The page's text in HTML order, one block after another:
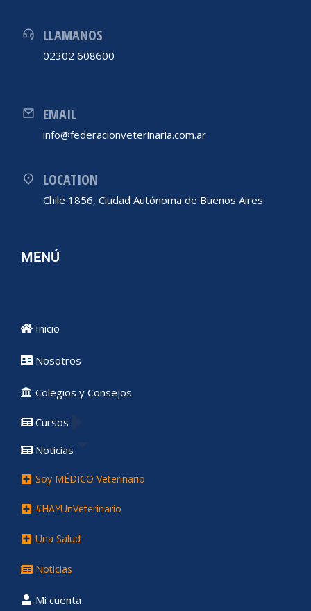
LLAMANOS
02302 608600
EMAIL
info@federacionveterinaria.com.ar
LOCATION
Chile 1856, Ciudad Autónoma de Buenos Aires
MENÚ
Inicio
Nosotros
Colegios y Consejos
Cursos
Noticias
Soy MÉDICO Veterinario
#HAYUnVeterinario
Una Salud
Noticias
Mi cuenta